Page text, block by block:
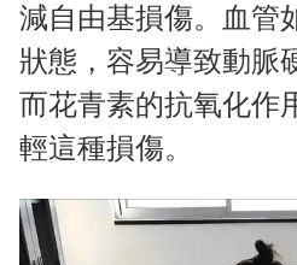
減自由基損傷。血管
狀態，容易導致動脈
而花青素的抗氧化作
輕這種損傷。